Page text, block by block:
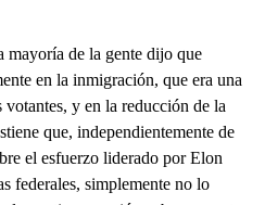
mayoría de la gente dijo que
en la inmigración, que era una
y en la reducción de la
que, independientemente de
el esfuerzo liderado por Elon
federales, simplemente no lo